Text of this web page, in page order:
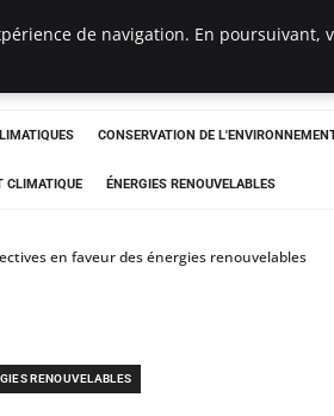
CONSERVATION DE
CLIMATIQUE ÉNERGIES RENOUVELABLES
en faveur des énergies renouvelables
RENOUVELABLES
de navigation. En